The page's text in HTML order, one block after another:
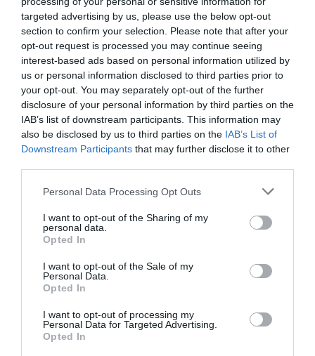
targeted advertising by us, please use the below opt-out
section to confirm your selection. Please note that after your
opt-out request is processed you may continue seeing
interest-based ads based on personal information utilized by
us or personal information disclosed to third parties prior to
your opt-out. You may separately opt-out of the further
disclosure of your personal information by third parties on the
IAB’s list of downstream participants. This information may
also be disclosed by us to third parties on the IAB’s List of
Downstream Participants that may further disclose it to other
Please note that this website/app uses one or more Google
not limited to your visit or usage behaviour. You may click to
grant or deny consent to Google and its third-party tags to
use your data for below specified purposes in below Google
consent section.
Personal Data Processing Opt Outs
I want to opt-out of the Sharing of my
personal data.
Opted In
I want to opt-out of the Sale of my
Personal Data.
Opted In
I want to opt-out of processing my
Personal Data for Targeted Advertising.
Opted In
Ne maradjon le a legfrissebb hírekről, kövessen
bennünket az EGRI ÜGYEK Google Hírek oldalán!
Legfrissebb híreink